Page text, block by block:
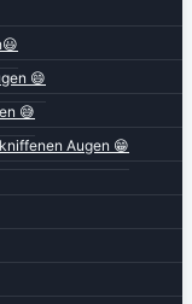
😄
😅
Augen 😁